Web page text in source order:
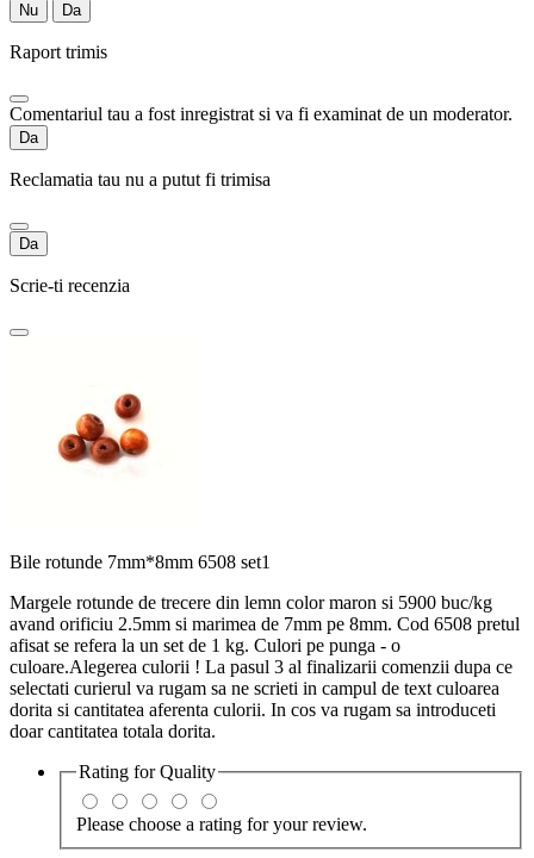
Nu Da
Raport trimis
Comentariul tau a fost inregistrat si va fi examinat de un moderator.
Da
Reclamatia tau nu a putut fi trimisa
Da
Scrie-ti recenzia
Bile rotunde 7mm*8mm 6508 set1
Margele rotunde de trecere din lemn color maron si 5900 buc/kg
avand orificiu 2.5mm si marimea de 7mm pe 8mm. Cod 6508 pretul
afisat se refera la un set de 1 kg. Culori pe punga - o
culoare.Alegerea culorii ! La pasul 3 al finalizarii comenzii dupa ce
selectati curierul va rugam sa ne scrieti in campul de text culoarea
dorita si cantitatea aferenta culorii. In cos va rugam sa introduceti
doar cantitatea totala dorita.
Rating forQuality
Please choose a rating for your review.